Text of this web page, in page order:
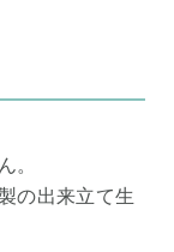
。
の出来立て生